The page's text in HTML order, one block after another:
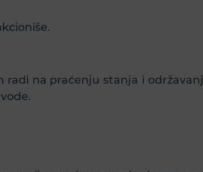
na praćenju stanja i